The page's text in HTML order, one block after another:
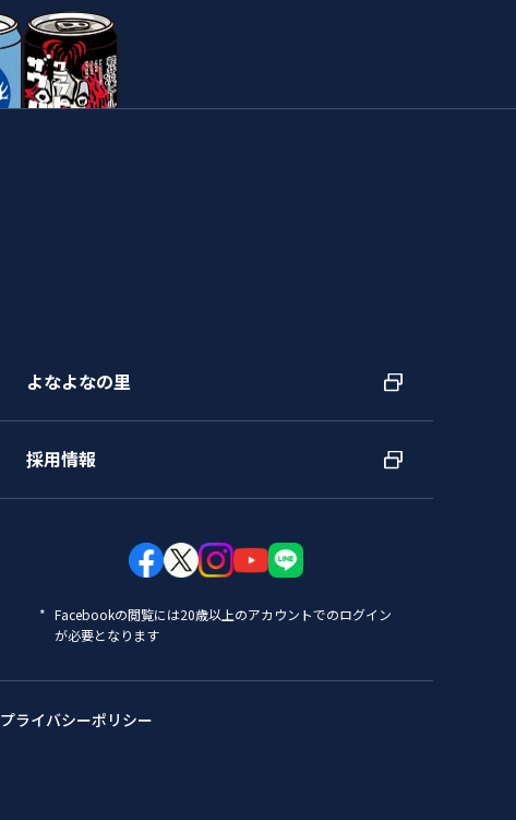
よなよなの里
採用情報
Facebookの閲覧には20歳以上のアカウントでのログイン
が必要となります
プライバシーポリシー